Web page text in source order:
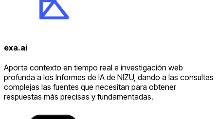
exa.ai
Aporta contexto en tiempo real e investigación web
profunda a los Informes de IA de NIZU, dando a las consultas
complejas las fuentes que necesitan para obtener
respuestas más precisas y fundamentadas.